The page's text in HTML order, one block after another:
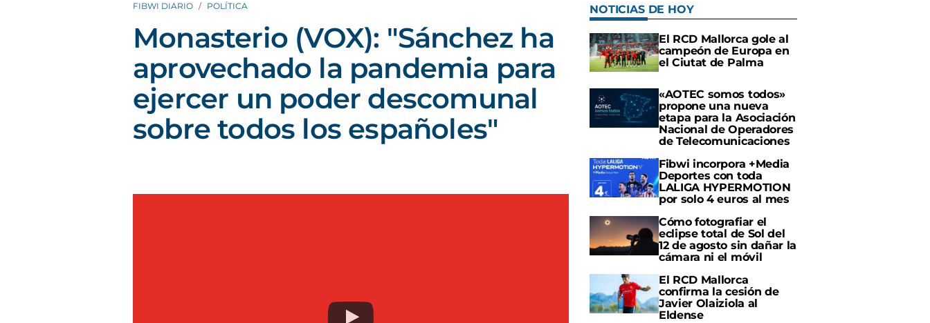
FIBWI DIARIO POLÍTICA
Monasterio (VOX): "Sánchez ha
aprovechado la pandemia para
ejercer un poder descomunal
sobre todos los españoles"
NOTICIAS DE HOY
El RCD Mallorca gole al
campeón de Europa en
el Ciutat de Palma
«AOTEC somos todos»
propone una nueva
etapa para la Asociación
Nacional de Operadores
de Telecomunicaciones
Fibwi incorpora +Media
Deportes con toda
LALIGA HYPERMOTION
por solo 4 euros al mes
Cómo fotografiar el
eclipse total de Sol del
12 de agosto sin dañar la
cámara ni el móvil
El RCD Mallorca
confirma la cesión de
Javier Olaiziola al
Eldense